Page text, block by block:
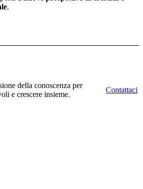
.
della conoscenza per
e crescere insieme.
Contattaci